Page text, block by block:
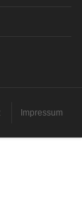
Impressum